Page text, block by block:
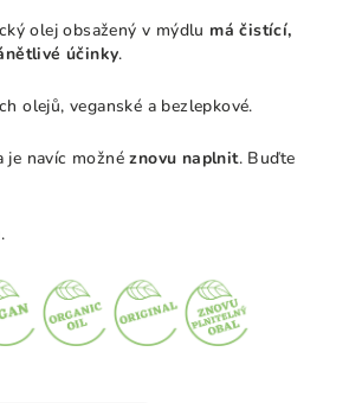
olej obsažený v mýdlu máčistící,
účinky.
olejů, veganské a bezlepkové.
je navíc možnéznovu naplnit. Buďte